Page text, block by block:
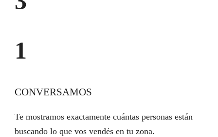
1
CONVERSAMOS
Te mostramos exactamente cuántas personas están
buscando lo que vos vendés en tu zona.